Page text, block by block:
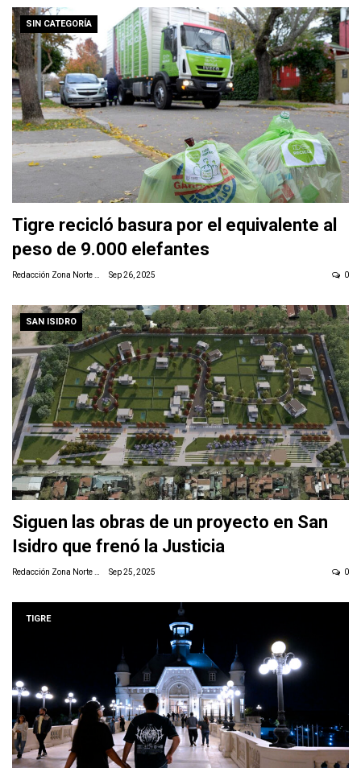
SIN CATEGORÍA
Tigre recicló basura por el equivalente al
peso de 9.000 elefantes
Sep 26, 2025 0
SAN ISIDRO
Siguen las obras de un proyecto en San
Isidro que frenó la Justicia
Redacción Zona Norte Daily Sep 25, 2025 0
TIGRE